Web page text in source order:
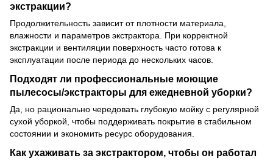
экстракции?
Продолжительность зависит от плотности материала,
влажности и параметров экстрактора. При корректной
экстракции и вентиляции поверхность часто готова к
эксплуатации после периода до нескольких часов.
Подходят ли профессиональные моющие
пылесосы/экстракторы для ежедневной уборки?
Да, но рационально чередовать глубокую мойку с регулярной
сухой уборкой, чтобы поддерживать покрытие в стабильном
состоянии и экономить ресурс оборудования.
Как ухаживать за экстрактором, чтобы он работал